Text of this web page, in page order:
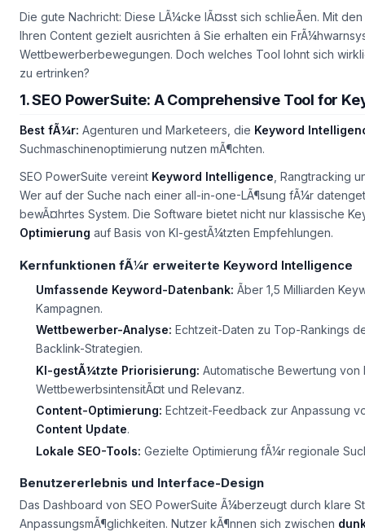
Die gute Nachricht: Diese LÃ¼cke lÃ¤sst sich schlieÃen. Mit
Ihren Content gezielt ausrichten â Sie erhalten ein
Wettbewerberbewegungen. Doch welches Tool lohnt sich
zu ertrinken?
1. SEO PowerSuite: A Comprehensive Tool for
Best fÃ¼r: Agenturen und Marketeers, die Keyword
Suchmaschinenoptimierung nutzen mÃ¶chten.
SEO PowerSuite vereint Keyword Intelligence , Rangtracking
Wer auf der Suche nach einer all-in-one-LÃ¶sung fÃ¼r
bewÃ¤hrtes System. Die Software bietet nicht nur klassische
Optimierung auf Basis von KI-gestÃ¼tzten Empfehlungen.
Kernfunktionen fÃ¼r erweiterte Keyword Intelligence
Umfassende Keyword-Datenbank: Ãber 1,5 Milliarden
Kampagnen.
Wettbewerber-Analyse: Echtzeit-Daten zu Top-Rankings
Backlink-Strategien.
KI-gestÃ¼tzte Priorisierung: Automatische Bewertung
WettbewerbsintensitÃ¤t und Relevanz.
Content-Optimierung: Echtzeit-Feedback zur Anpassung
Content Update.
Lokale SEO-Tools: Gezielte Optimierung fÃ¼r regionale
Benutzererlebnis und Interface-Design
Das Dashboard von SEO PowerSuite Ã¼berzeugt durch klare
AnpassungsmÃ¶glichkeiten. Nutzer kÃ¶nnen sich zwischen